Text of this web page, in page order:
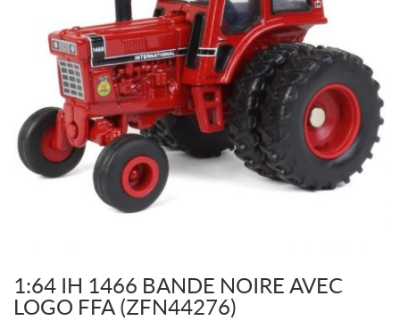
1:64 IH 1466 BANDE NOIRE AVEC
LOGO FFA (ZFN44276)